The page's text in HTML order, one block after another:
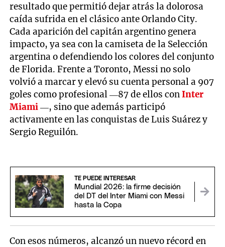
resultado que permitió dejar atrás la dolorosa
caída sufrida en el clásico ante Orlando City.
Cada aparición del capitán argentino genera
impacto, ya sea con la camiseta de la Selección
argentina o defendiendo los colores del conjunto
de Florida. Frente a Toronto, Messi no solo
volvió a marcar y elevó su cuenta personal a 907
goles como profesional —87 de ellos conInter
Miami—, sino que además participó
activamente en las conquistas de Luis Suárez y
Sergio Reguilón.
TE PUEDE INTERESAR
Mundial 2026: la firme decisión
del DT del Inter Miami con Messi
hasta la Copa
Con esos números, alcanzó un nuevo récord en